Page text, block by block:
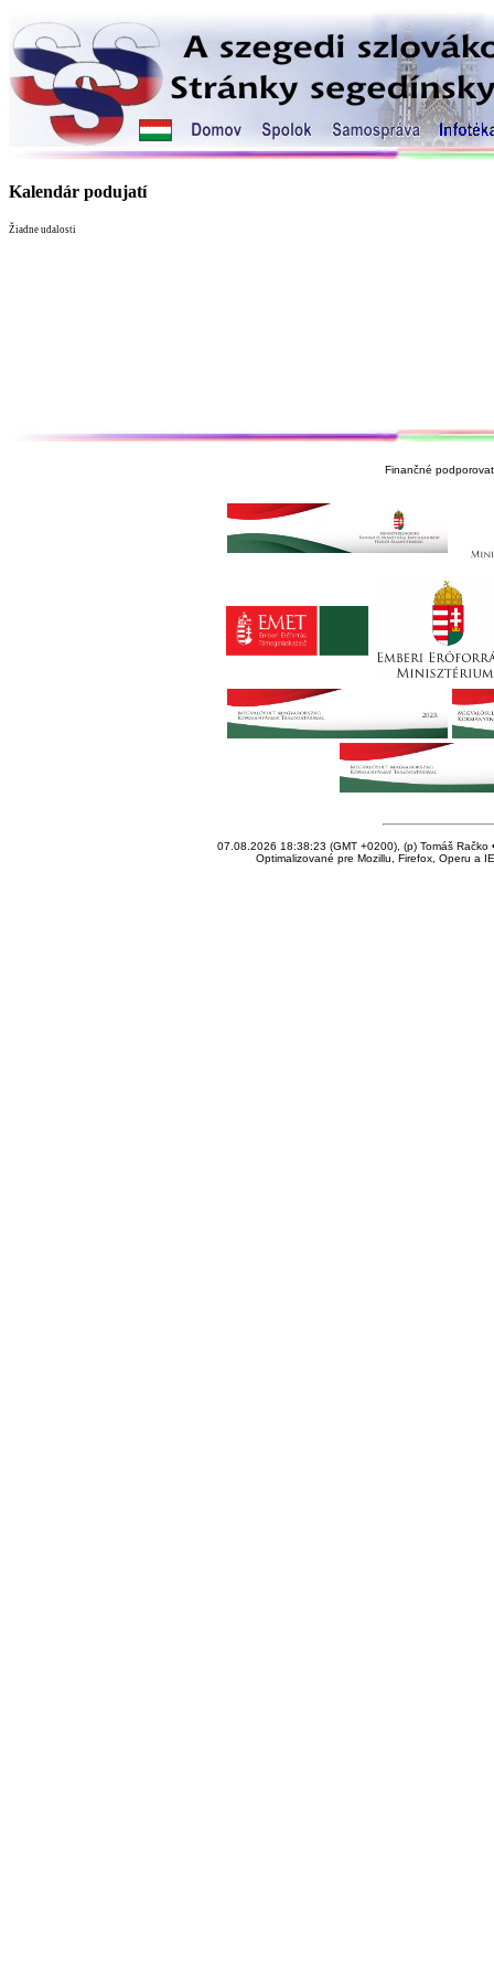
Kalendár podujatí
Žiadne udalosti
Finančné
07.08.2026 18:38:23 (GMT +0200), (p) Tomáš Račko
Optimalizované pre Mozillu, Firefox, Operu a